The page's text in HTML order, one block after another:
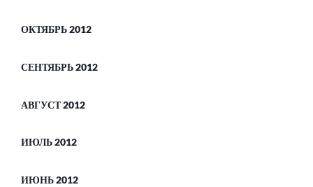
ОКТЯБРЬ 2012
СЕНТЯБРЬ 2012
АВГУСТ 2012
ИЮЛЬ 2012
ИЮНЬ 2012